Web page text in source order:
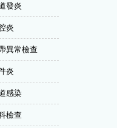
發炎
炎
異常檢查
炎
感染
檢查